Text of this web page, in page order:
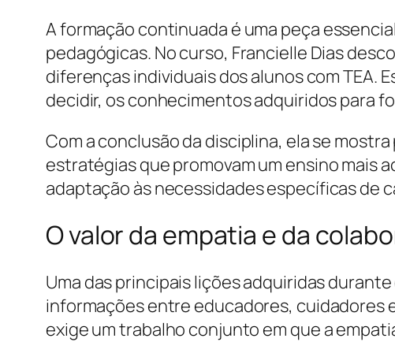
A formação continuada é uma peça
pedagógicas. No curso, Francielle Dias
diferenças individuais dos alunos com TEA.
decidir, os conhecimentos adquiridos para
Com a conclusão da disciplina, ela se
estratégias que promovam um ensino mais
adaptação às necessidades específicas de
O valor da empatia e da
Uma das principais lições adquiridas
informações entre educadores, cuidadores
exige um trabalho conjunto em que a